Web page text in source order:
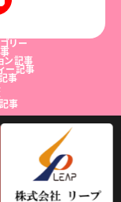
リー
ン記事
ー記事
事
事